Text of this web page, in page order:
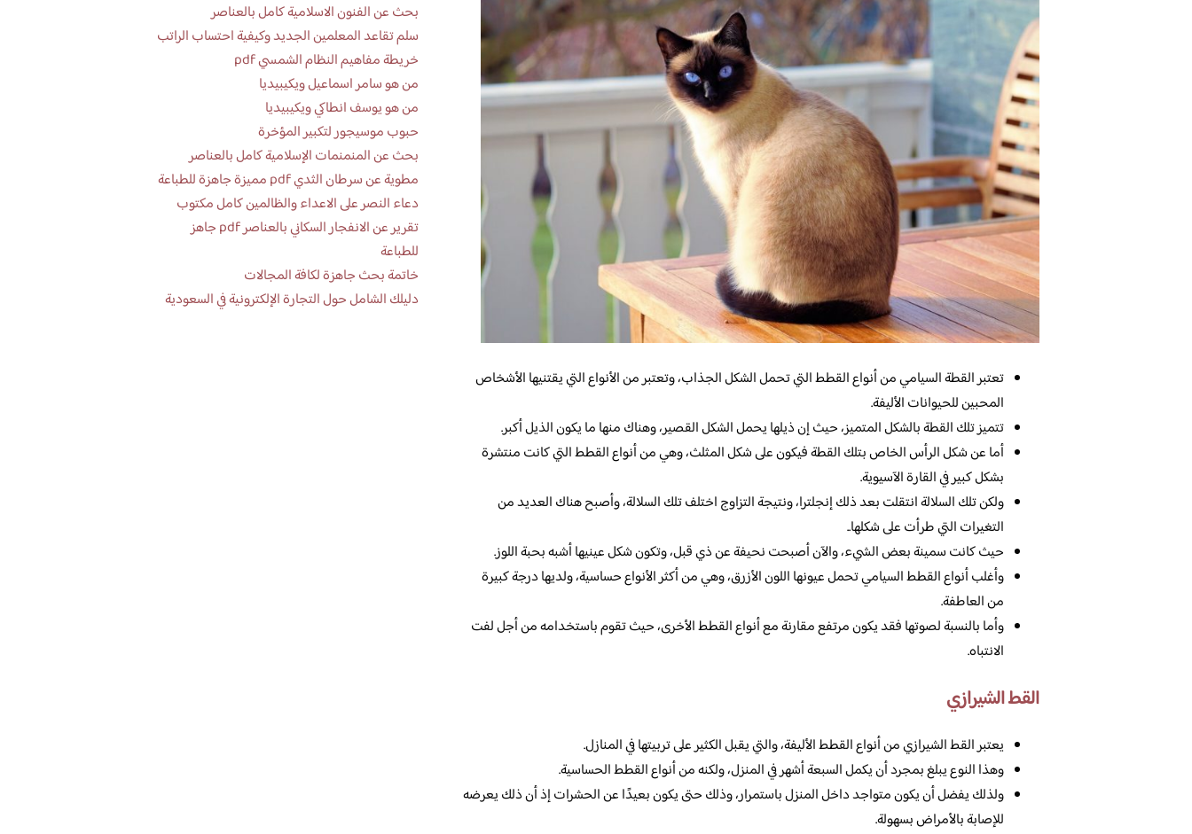
تعتبر القطة السيامي من أنواع القطط التي تحمل الشكل الجذاب، وتعتبر من الأنواع التي يقتنيها الأشخاص
المحبين للحيوانات الأليفة.
تتميز تلك القطة بالشكل المتميز، حيث إن ذيلها يحمل الشكل القصير، وهناك منها ما يكون الذيل أكبر.
أما عن شكل الرأس الخاص بتلك القطة فيكون على شكل المثلث، وهي من أنواع القطط التي كانت منتشرة
بشكل كبير في القارة الآسيوية.
ولكن تلك السلالة انتقلت بعد ذلك إنجلترا، ونتيجة التزاوج اختلف تلك السلالة، وأصبح هناك العديد من
التغيرات التي طرأت على شكلها..
حيث كانت سمينة بعض الشيء، والآن أصبحت نحيفة عن ذي قبل، وتكون شكل عينيها أشبه بحبة اللوز.
وأغلب أنواع القطط السيامي تحمل عيونها اللون الأزرق، وهي من أكثر الأنواع حساسية، ولديها درجة كبيرة
من العاطفة.
وأما بالنسبة لصوتها فقد يكون مرتفع مقارنة مع أنواع القطط الأخرى، حيث تقوم باستخدامه من أجل لفت
الانتباه.
القط الشيرازي
يعتبر القط الشيرازي من أنواع القطط الأليفة، والتي يقبل الكثير على تربيتها في المنازل.
وهذا النوع يبلغ بمجرد أن يكمل السبعة أشهر في المنزل، ولكنه من أنواع القطط الحساسية.
ولذلك يفضل أن يكون متواجد داخل المنزل باستمرار، وذلك حتى يكون بعيدًا عن الحشرات إذ أن ذلك يعرضه
للإصابة بالأمراض بسهولة.
بحث عن الفنون الاسلامية كامل بالعناصر
سلم تقاعد المعلمين الجديد وكيفية احتساب الراتب
خريطة مفاهيم النظام الشمسي pdf
من هو سامر اسماعيل ويكيبيديا
من هو يوسف انطاكي ويكيبيديا
حبوب موسيجور لتكبير المؤخرة
بحث عن المنمنمات الإسلامية كامل بالعناصر
مطوية عن سرطان الثدي pdf مميزة جاهزة للطباعة
دعاء النصر على الاعداء والظالمين كامل مكتوب
تقرير عن الانفجار السكاني بالعناصر pdf جاهز
للطباعة
خاتمة بحث جاهزة لكافة المجالات
دليلك الشامل حول التجارة الإلكترونية في السعودية